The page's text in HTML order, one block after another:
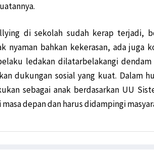
di sekolah sudah kerap terjadi,
nyaman bahkan kekerasan, ada juga
ledakan dilatarbelakangi
dukungan sosial yang kuat. Dalam
sebagai anak berdasarkan UU
depan dan harus didampingi